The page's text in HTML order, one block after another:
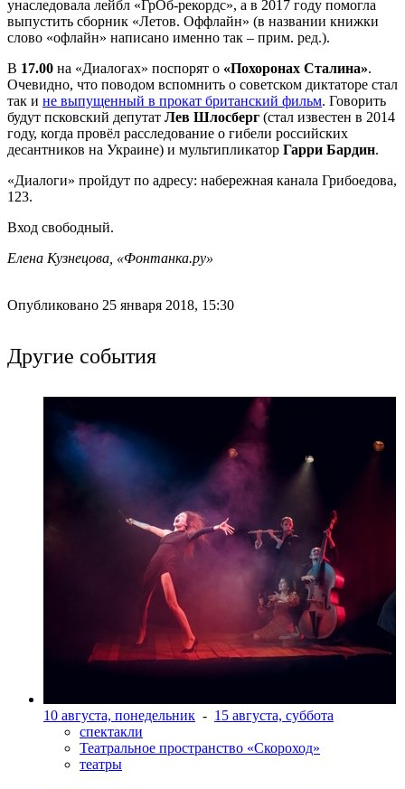
унаследовала лейбл «ГрОб-рекордс», а в 2017 году помогла
выпустить сборник «Летов. Оффлайн» (в названии книжки
слово «офлайн» написано именно так – прим. ред.).
В 17.00 на «Диалогах» поспорят о «Похоронах Сталина».
Очевидно, что поводом вспомнить о советском диктаторе стал
так и не выпущенный в прокат британский фильм. Говорить
будут псковский депутат Лев Шлосберг (стал известен в 2014
году, когда провёл расследование о гибели российских
десантников на Украине) и мультипликатор Гарри Бардин.
«Диалоги» пройдут по адресу: набережная канала Грибоедова,
123.
Вход свободный.
Елена Кузнецова, «Фонтанка.ру»
Опубликовано 25 января 2018, 15:30
Другие события
10 августа, понедельник - 15 августа, суббота
спектакли
Театральное пространство «Скороход»
театры